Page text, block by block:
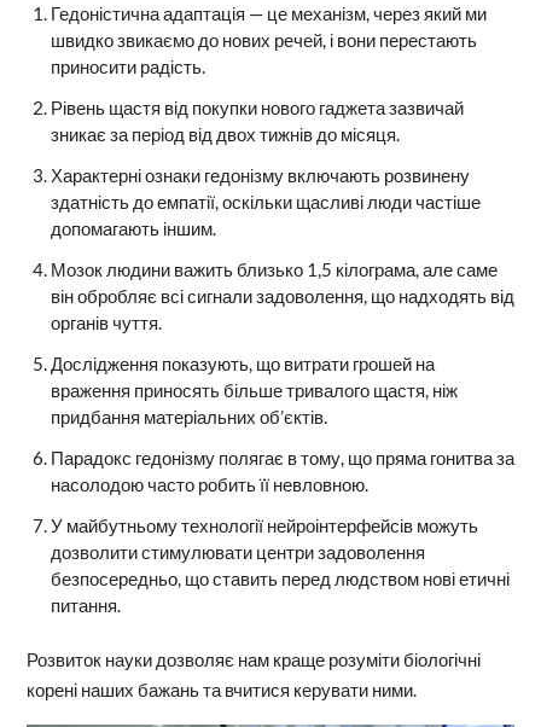
Гедоністична адаптація — це механізм, через який ми
швидко звикаємо до нових речей, і вони перестають
приносити радість.
Рівень щастя від покупки нового гаджета зазвичай
зникає за період від двох тижнів до місяця.
Характерні ознаки гедонізму включають розвинену
здатність до емпатії, оскільки щасливі люди частіше
допомагають іншим.
Мозок людини важить близько 1,5 кілограма, але саме
він обробляє всі сигнали задоволення, що надходять від
органів чуття.
Дослідження показують, що витрати грошей на
враження приносять більше тривалого щастя, ніж
придбання матеріальних об’єктів.
Парадокс гедонізму полягає в тому, що пряма гонитва за
насолодою часто робить її невловною.
У майбутньому технології нейроінтерфейсів можуть
дозволити стимулювати центри задоволення
безпосередньо, що ставить перед людством нові етичні
питання.
Розвиток науки дозволяє нам краще розуміти біологічні
корені наших бажань та вчитися керувати ними.